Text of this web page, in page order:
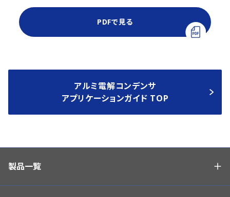
PDFで見る
アルミ電解コンデンサ
アプリケーションガイド TOP
製品一覧